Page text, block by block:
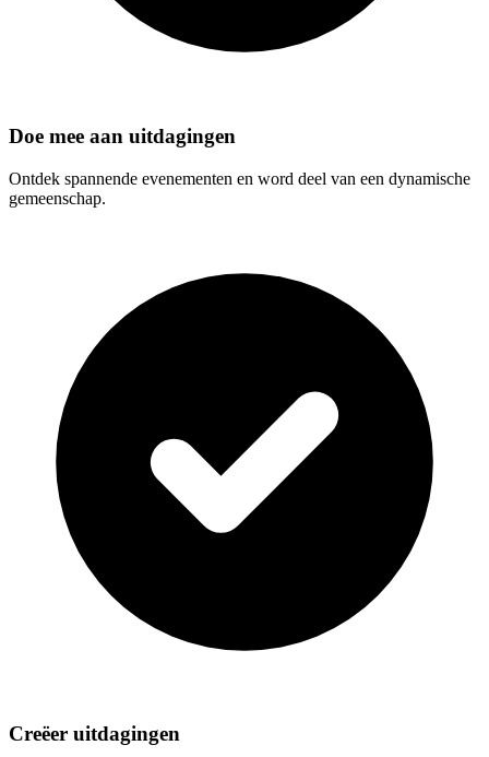
Doe mee aan uitdagingen
Ontdek spannende evenementen en word deel van een dynamische
gemeenschap.
Creëer uitdagingen